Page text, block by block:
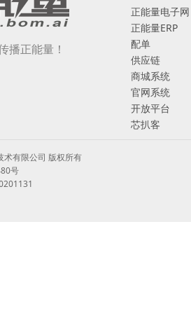
正能量！
正能量电子网
正能量ERP
配单
供应链
商城系统
官网系统
开放平台
芯扒客
有限公司 版权所有
号